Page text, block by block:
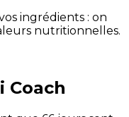
ingrédients : on
nutritionnelles.
Coach